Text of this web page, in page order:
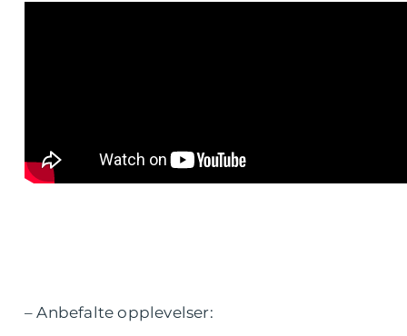
– Anbefalte opplevelser: